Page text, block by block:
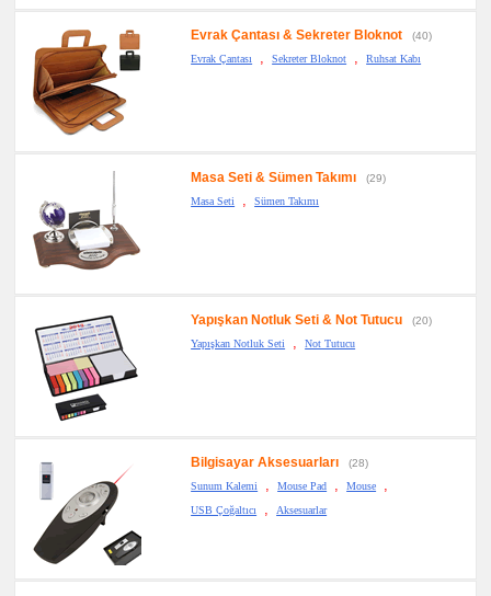
Evrak Çantası & Sekreter Bloknot
(40)
Evrak Çantası
, Sekreter Bloknot , Ruhsat Kabı
Masa Seti & Sümen Takımı
(29)
Masa Seti
, Sümen Takımı
Yapışkan Notluk Seti & Not Tutucu
(20)
Yapışkan Notluk Seti
, Not Tutucu
Bilgisayar Aksesuarları
(28)
Sunum Kalemi
, Mouse Pad , Mouse ,
USB Çoğaltıcı , Aksesuarlar